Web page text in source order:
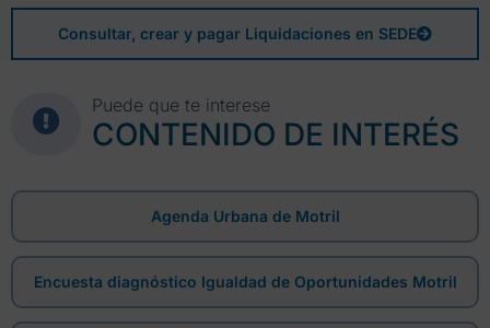
Consultar, crear y pagar Liquidaciones en SEDE
Puede que te interese
CONTENIDO DE INTERÉS
Agenda Urbana de Motril
Encuesta diagnóstico Igualdad de Oportunidades Motril